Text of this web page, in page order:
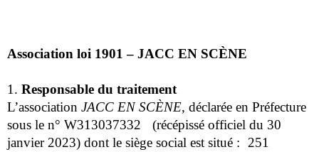
Association loi 1901 – JACC EN SCÈNE
1. Responsable du traitement
L’association JACC EN SCÈNE, déclarée en Préfecture
sous le n° W313037332 (récépissé officiel du 30
janvier 2023) dont le siège social est situé : 251